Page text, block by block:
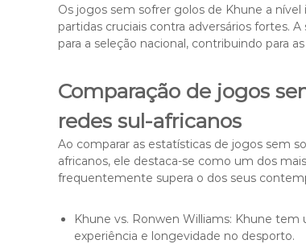
Os jogos sem sofrer golos de Khune a
partidas cruciais contra adversários fortes.
para a seleção nacional, contribuindo para
Comparação de jogos
redes sul-africanos
Ao comparar as estatísticas de jogos sem
africanos, ele destaca-se como um dos
frequentemente supera o dos seus
Khune vs. Ronwen Williams: Khune
experiência e longevidade no desporto.